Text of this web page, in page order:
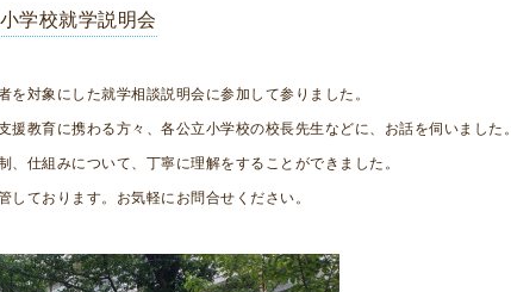
学校就学説明会
対象にした就学相談説明会に参加して参りました。
援教育に携わる方々、各公立小学校の校長先生などに、お話を伺いました。
仕組みについて、丁寧に理解をすることができました。
ております。お気軽にお問合せください。